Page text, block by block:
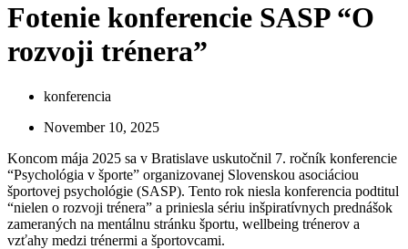
Fotenie konferencie SASP “O
rozvoji trénera”
konferencia
November 10, 2025
Koncom mája 2025 sa v Bratislave uskutočnil 7. ročník konferencie
“Psychológia v športe” organizovanej Slovenskou asociáciou
športovej psychológie (SASP). Tento rok niesla konferencia podtitul
“nielen o rozvoji trénera” a priniesla sériu inšpiratívnych prednášok
zameraných na mentálnu stránku športu, wellbeing trénerov a
vzťahy medzi trénermi a športovcami.